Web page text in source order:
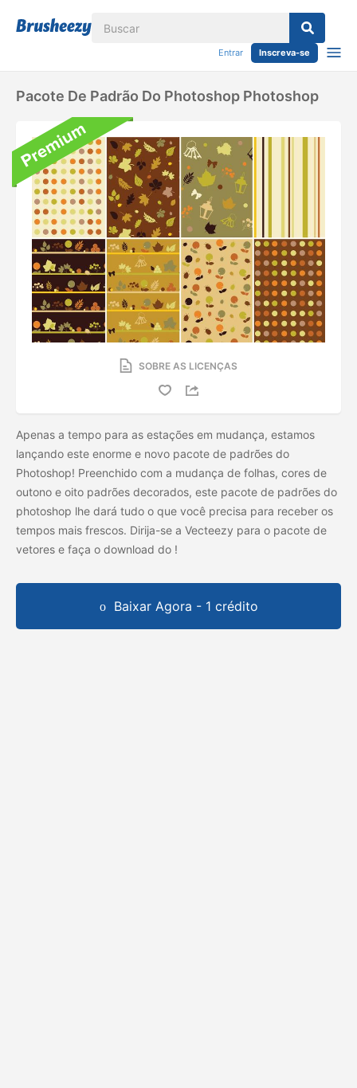
Entrar Inscreva-se
Pacote De Padrão Do Photoshop Photoshop
SOBRE AS LICENÇAS
Apenas a tempo para as estações em mudança, estamos
lançando este enorme e novo pacote de padrões do
Photoshop! Preenchido com a mudança de folhas, cores de
outono e oito padrões decorados, este pacote de padrões do
photoshop lhe dará tudo o que você precisa para receber os
tempos mais frescos. Dirija-se a Vecteezy para o pacote de
vetores e faça o download do !
Baixar Agora - 1 crédito